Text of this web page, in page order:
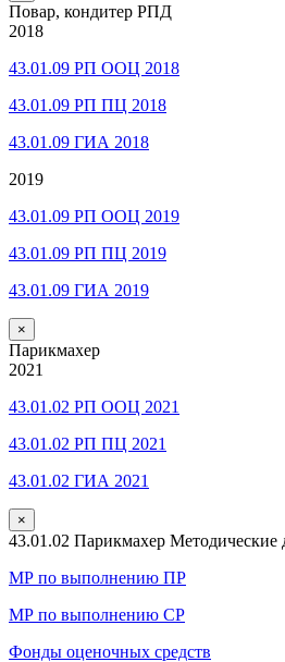
Повар, кондитер РПД
2018
43.01.09 РП ООЦ 2018
43.01.09 РП ПЦ 2018
43.01.09 ГИА 2018
2019
43.01.09 РП ООЦ 2019
43.01.09 РП ПЦ 2019
43.01.09 ГИА 2019
×
Парикмахер
2021
43.01.02 РП ООЦ 2021
43.01.02 РП ПЦ 2021
43.01.02 ГИА 2021
×
43.01.02 Парикмахер Методические
МР по выполнению ПР
МР по выполнению СР
Фонды оценочных средств